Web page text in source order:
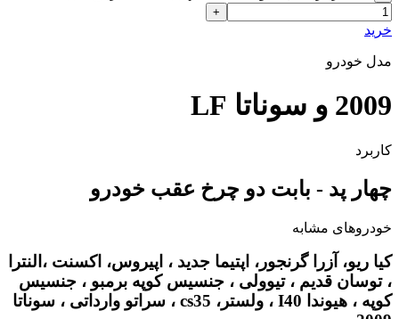
خرید
مدل خودرو
2009 و سوناتا LF
کاربرد
چهار پد - بابت دو چرخ عقب خودرو
خودروهای مشابه
کیا ریو، آزرا گرنجور، اپتیما جدید ، اپیروس، اکسنت ،النترا
، توسان قدیم ، تیوولی ، جنسیس کوپه برمبو ، جنسیس
کوپه ، هیوندا I40 ، ولستر، cs35 ، سراتو وارداتی ، سوناتا